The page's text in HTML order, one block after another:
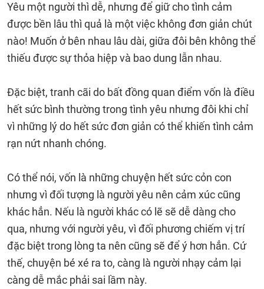
Yêu một người thì dễ, nhưng để giữ cho tình cảm
được bền lâu thì quả là một việc không đơn giản chút
nào! Muốn ở bên nhau lâu dài, giữa đôi bên không thể
thiếu được sự thỏa hiệp và bao dung lẫn nhau.
Đặc biệt, tranh cãi do bất đồng quan điểm vốn là điều
hết sức bình thường trong tình yêu nhưng đôi khi chỉ
vì những lý do hết sức đơn giản có thể khiến tình cảm
rạn nứt nhanh chóng.
Có thể nói, vốn là những chuyện hết sức cỏn con
nhưng vì đối tượng là người yêu nên cảm xúc cũng
khác hẳn. Nếu là người khác có lẽ sẽ dễ dàng cho
qua, nhưng với người yêu, vì đối phương chiếm vị trí
đặc biệt trong lòng ta nên cũng sẽ để ý hơn hẳn. Cứ
thế, chuyện bé xé ra to, càng là người nhạy cảm lại
càng dễ mắc phải sai lầm này.